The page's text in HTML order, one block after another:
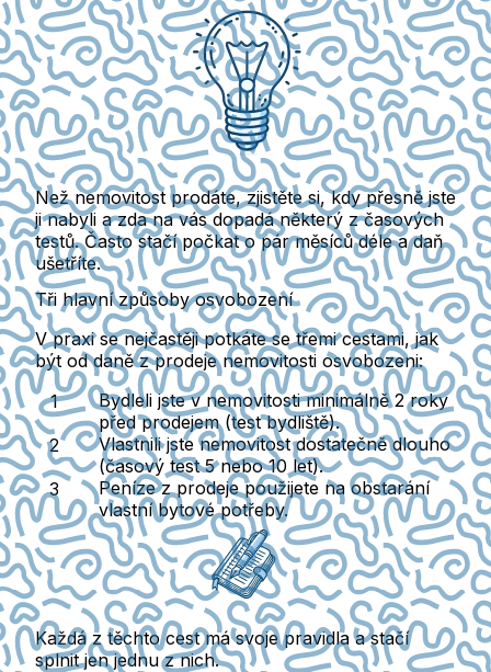
Než nemovitost prodáte, zjistěte si, kdy přesně jste
ji nabyli a zda na vás dopadá některý z časových
testů.Často stačí počkat o pár měsíců déle a daň
ušetříte.
Tři hlavní způsoby osvobození
V praxi se nejčastěji potkáte se třemi cestami,jak
být od daně z prodeje nemovitosti osvobozeni:
Bydleli jste v nemovitosti minimálně 2 roky
před prodejem(test bydliště).
Vlastnili jste nemovitost dostatečně dlouho
(časový test 5 nebo 10 let).
Peníze z prodeje použijete na obstarání
vlastní bytové potřeby.
Každá z těchto cest má svoje pravidlaa stačí
splnit jen jednu z nich.